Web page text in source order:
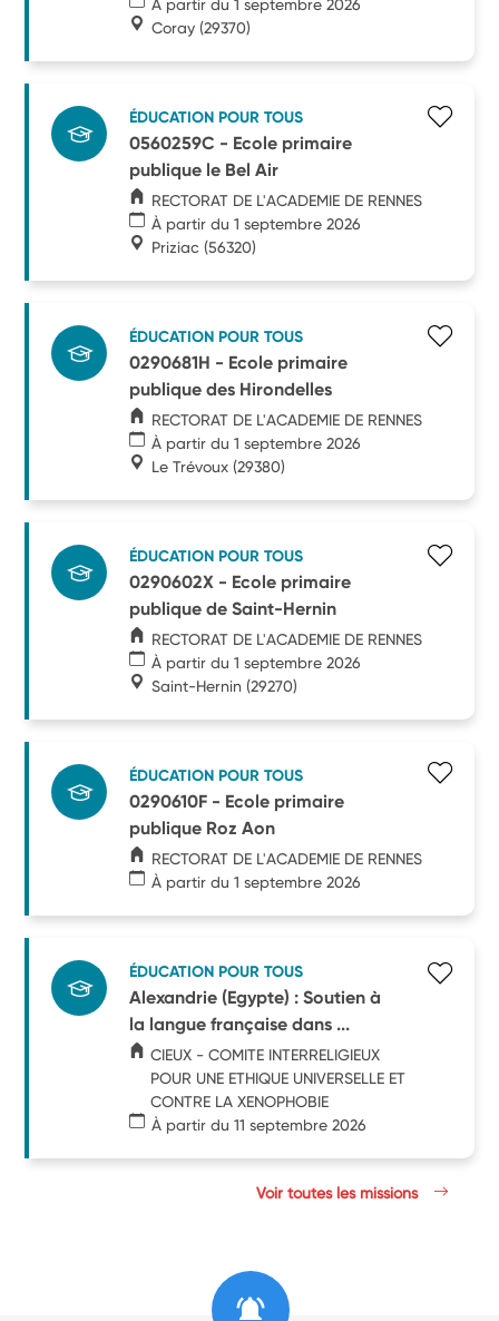
À partir du 1 septembre 2026
Coray (29370)
ÉDUCATION POUR TOUS
0560259C - Ecole primaire
publique le Bel Air
RECTORAT DE L'ACADEMIE DE RENNES
À partir du 1 septembre 2026
Priziac (56320)
ÉDUCATION POUR TOUS
0290681H - Ecole primaire
publique des Hirondelles
RECTORAT DE L'ACADEMIE DE RENNES
À partir du 1 septembre 2026
Le Trévoux (29380)
ÉDUCATION POUR TOUS
0290602X - Ecole primaire
publique de Saint-Hernin
RECTORAT DE L'ACADEMIE DE RENNES
À partir du 1 septembre 2026
Saint-Hernin (29270)
ÉDUCATION POUR TOUS
0290610F - Ecole primaire
publique Roz Aon
RECTORAT DE L'ACADEMIE DE RENNES
À partir du 1 septembre 2026
ÉDUCATION POUR TOUS
Alexandrie (Egypte) : Soutien à
la langue française dans ...
CIEUX - COMITE INTERRELIGIEUX
POUR UNE ETHIQUE UNIVERSELLE ET
CONTRE LA XENOPHOBIE
À partir du 11 septembre 2026
Voir toutes les missions